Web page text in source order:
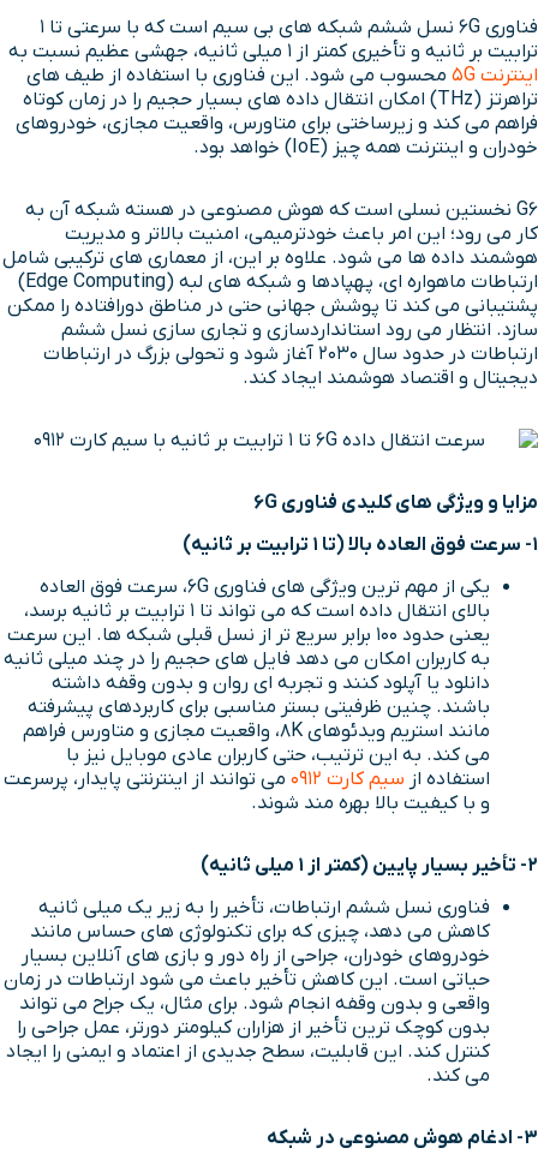
فناوری 6G نسل ششم شبکه های بی سیم است که با سرعتی تا ۱
ترابیت بر ثانیه و تأخیری کمتر از ۱ میلی ثانیه، جهشی عظیم نسبت به
اینترنت 5G
محسوب می شود. این فناوری با استفاده از طیف های
تراهرتز (THz) امکان انتقال داده های بسیار حجیم را در زمان کوتاه
فراهم می کند و زیرساختی برای متاورس، واقعیت مجازی، خودروهای
خودران و اینترنت همه چیز (IoE) خواهد بود.
G6 نخستین نسلی است که هوش مصنوعی در هسته شبکه آن به
کار می رود؛ این امر باعث خودترمیمی، امنیت بالاتر و مدیریت
هوشمند داده ها می شود. علاوه بر این، از معماری های ترکیبی شامل
ارتباطات ماهواره ای، پهپادها و شبکه های لبه (Edge Computing)
پشتیبانی می کند تا پوشش جهانی حتی در مناطق دورافتاده را ممکن
سازد. انتظار می رود استانداردسازی و تجاری سازی نسل ششم
ارتباطات در حدود سال ۲۰۳۰ آغاز شود و تحولی بزرگ در ارتباطات
دیجیتال و اقتصاد هوشمند ایجاد کند.
مزایا و ویژگی های کلیدی فناوری 6G
1- سرعت فوق العاده بالا (تا ۱ ترابیت بر ثانیه)
یکی از مهم ترین ویژگی های فناوری 6G، سرعت فوق العاده
بالای انتقال داده است که می تواند تا ۱ ترابیت بر ثانیه برسد،
یعنی حدود ۱۰۰ برابر سریع تر از نسل قبلی شبکه ها. این سرعت
به کاربران امکان می دهد فایل های حجیم را در چند میلی ثانیه
دانلود یا آپلود کنند و تجربه ای روان و بدون وقفه داشته
باشند. چنین ظرفیتی بستر مناسبی برای کاربردهای پیشرفته
مانند استریم ویدئوهای 8K، واقعیت مجازی و متاورس فراهم
می کند. به این ترتیب، حتی کاربران عادی موبایل نیز با
استفاده از سیم کارت 0912
می توانند از اینترنتی پایدار، پرسرعت
و با کیفیت بالا بهره مند شوند.
2- تأخیر بسیار پایین (کمتر از ۱ میلی ثانیه)
فناوری نسل ششم ارتباطات، تأخیر را به زیر یک میلی ثانیه
کاهش می دهد، چیزی که برای تکنولوژی های حساس مانند
خودروهای خودران، جراحی از راه دور و بازی های آنلاین بسیار
حیاتی است. این کاهش تأخیر باعث می شود ارتباطات در زمان
واقعی و بدون وقفه انجام شود. برای مثال، یک جراح می تواند
بدون کوچک ترین تأخیر از هزاران کیلومتر دورتر، عمل جراحی را
کنترل کند. این قابلیت، سطح جدیدی از اعتماد و ایمنی را ایجاد
می کند.
3- ادغام هوش مصنوعی در شبکه